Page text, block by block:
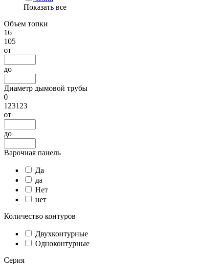
Показать все
Объем топки
16
105
от
до
Диаметр дымовой трубы
0
123123
от
до
Варочная панель
Да
да
Нет
нет
Количество контуров
Двухконтурные
Одноконтурные
Серия